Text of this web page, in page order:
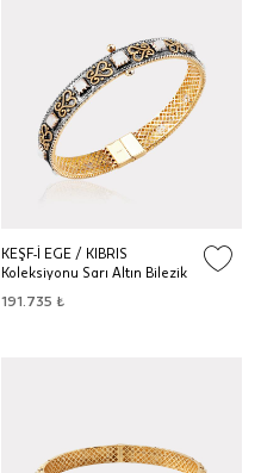
KEŞF-İ EGE / KIBRIS
Koleksiyonu Sarı Altın Bilezik
191.735 ₺